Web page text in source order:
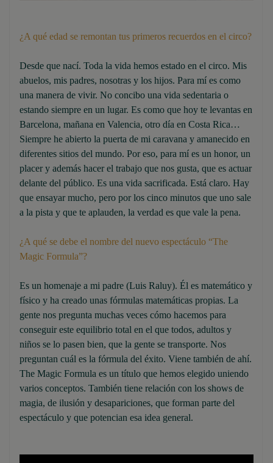
¿A qué edad se remontan tus primeros recuerdos en el circo?
Desde que nací. Toda la vida hemos estado en el circo. Mis
abuelos, mis padres, nosotras y los hijos. Para mí es como
una manera de vivir. No concibo una vida sedentaria o
estando siempre en un lugar. Es como que hoy te levantas en
Barcelona, mañana en Valencia, otro día en Costa Rica…
Siempre he abierto la puerta de mi caravana y amanecido en
diferentes sitios del mundo. Por eso, para mí es un honor, un
placer y además hacer el trabajo que nos gusta, que es actuar
delante del público. Es una vida sacrificada. Está claro. Hay
que ensayar mucho, pero por los cinco minutos que uno sale
a la pista y que te aplauden, la verdad es que vale la pena.
¿A qué se debe el nombre del nuevo espectáculo “The
Magic Formula”?
Es un homenaje a mi padre (Luis Raluy). Él es matemático y
físico y ha creado unas fórmulas matemáticas propias. La
gente nos pregunta muchas veces cómo hacemos para
conseguir este equilibrio total en el que todos, adultos y
niños se lo pasen bien, que la gente se transporte. Nos
preguntan cuál es la fórmula del éxito. Viene también de ahí.
The Magic Formula es un título que hemos elegido uniendo
varios conceptos. También tiene relación con los shows de
magia, de ilusión y desapariciones, que forman parte del
espectáculo y que potencian esa idea general.